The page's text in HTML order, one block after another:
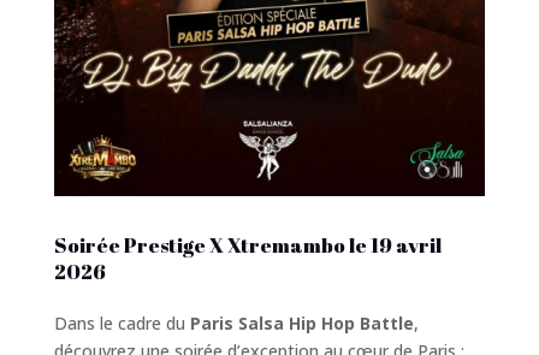
Soirée Prestige X Xtremambo le 19 avril
2026
Dans le cadre du Paris Salsa Hip Hop Battle,